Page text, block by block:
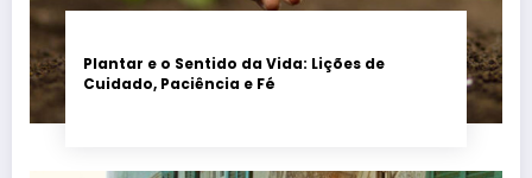
Plantar e o Sentido da Vida: Lições de
Cuidado, Paciência e Fé